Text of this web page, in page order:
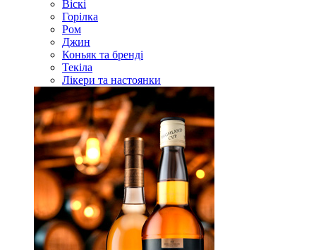
Віскі
Горілка
Ром
Джин
Коньяк та бренді
Текіла
Лікери та настоянки